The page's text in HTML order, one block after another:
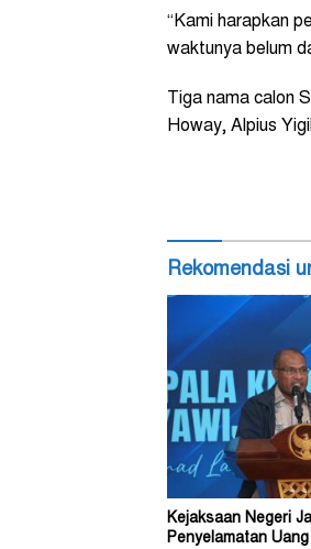
“Kami harapkan
waktunya belum
Tiga nama calon
Howay, Alpius
Rekomendasi
Kejaksaan Negeri
Penyelamatan